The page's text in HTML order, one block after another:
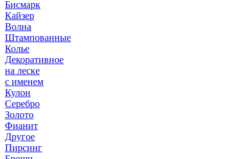
Бисмарк
Кайзер
Волна
Штампованные
Колье
Декоративное
на леске
с именем
Кулон
Серебро
Золото
Фианит
Другое
Пирсинг